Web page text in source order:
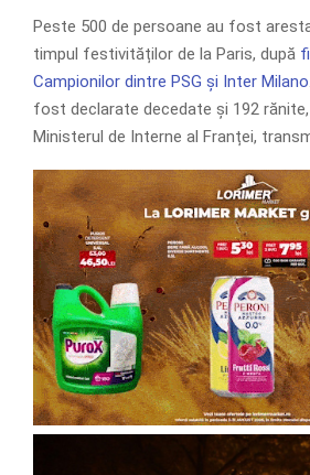
Peste 500 de persoane au fost
timpul festivităților de la Paris, după
Campionilor dintre PSG și Inter Milano
fost declarate decedate și 192
Ministerul de Interne al Franței,